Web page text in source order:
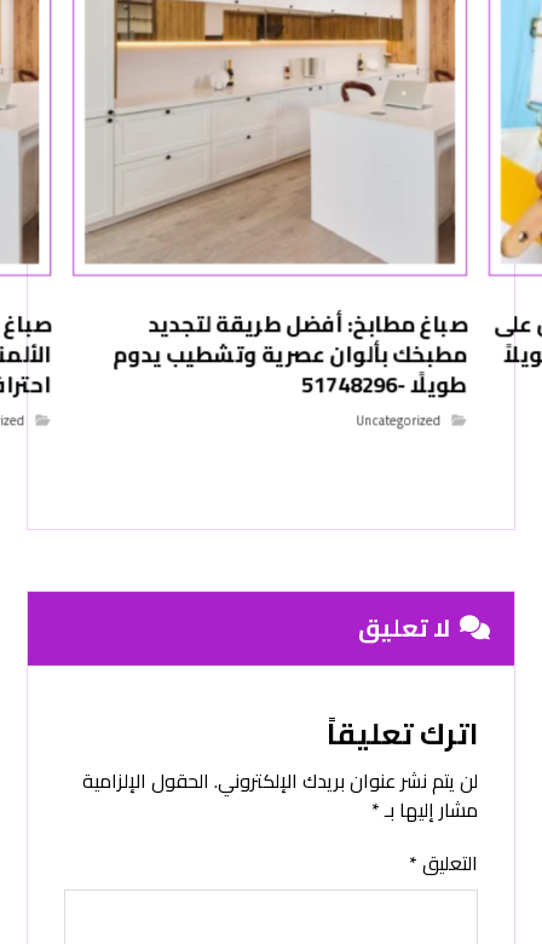
على صباغ مطابخ: أفضل طريقة لتجديد
مطبخك بألوان عصرية وتشطيب يدوم
طويلًا -51748296
Uncategorized
احترافي
لا تعليق
اترك تعليقاً
لن يتم نشر عنوان بريدك الإلكتروني. الحقول الإلزامية
مشار إليها بـ*
التعليق*